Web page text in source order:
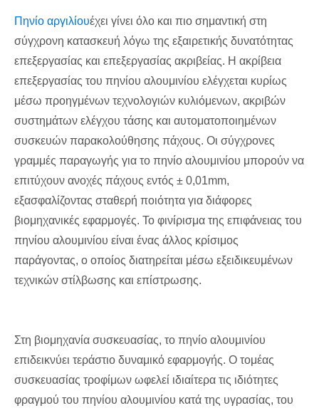
Πηνίο αργιλίουέχει γίνει όλο και πιο σημαντική στη
σύγχρονη κατασκευή λόγω της εξαιρετικής δυνατότητας
επεξεργασίας και επεξεργασίας ακριβείας. Η ακρίβεια
επεξεργασίας του πηνίου αλουμινίου ελέγχεται κυρίως
μέσω προηγμένων τεχνολογιών κυλιόμενων, ακριβών
συστημάτων ελέγχου τάσης και αυτοματοποιημένων
συσκευών παρακολούθησης πάχους. Οι σύγχρονες
γραμμές παραγωγής για το πηνίο αλουμινίου μπορούν να
επιτύχουν ανοχές πάχους εντός ± 0,01mm,
εξασφαλίζοντας σταθερή ποιότητα για διάφορες
βιομηχανικές εφαρμογές. Το φινίρισμα της επιφάνειας του
πηνίου αλουμινίου είναι ένας άλλος κρίσιμος
παράγοντας, ο οποίος διατηρείται μέσω εξειδικευμένων
τεχνικών στίλβωσης και επίστρωσης.
Στη βιομηχανία συσκευασίας, το πηνίο αλουμινίου
επιδεικνύει τεράστιο δυναμικό εφαρμογής. Ο τομέας
συσκευασίας τροφίμων ωφελεί ιδιαίτερα τις ιδιότητες
φραγμού του πηνίου αλουμινίου κατά της υγρασίας, του